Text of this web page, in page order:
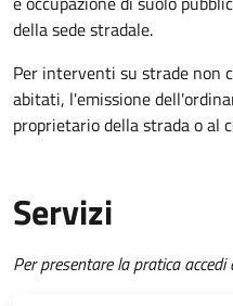
della sede stradale.
Per interventi su strade non
abitati, l'emissione
proprietario della strada o al
Servizi
Per presentare la pratica